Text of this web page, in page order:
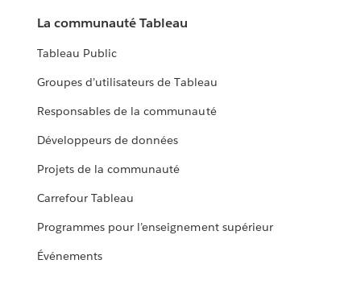
La communauté Tableau
Tableau Public
Groupes d’utilisateurs de Tableau
Responsables de la communauté
Développeurs de données
Projets de la communauté
Carrefour Tableau
Programmes pour l’enseignement supérieur
Événements